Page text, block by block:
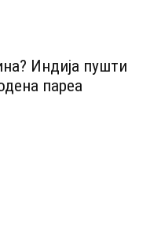
Индија пушти
пареа